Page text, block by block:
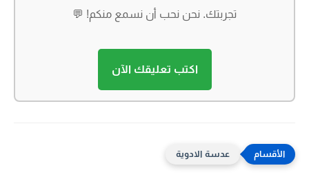
تجربتك. نحن نحب أن نسمع منكم! 💬
اكتب تعليقك الآن
عدسة الادوية